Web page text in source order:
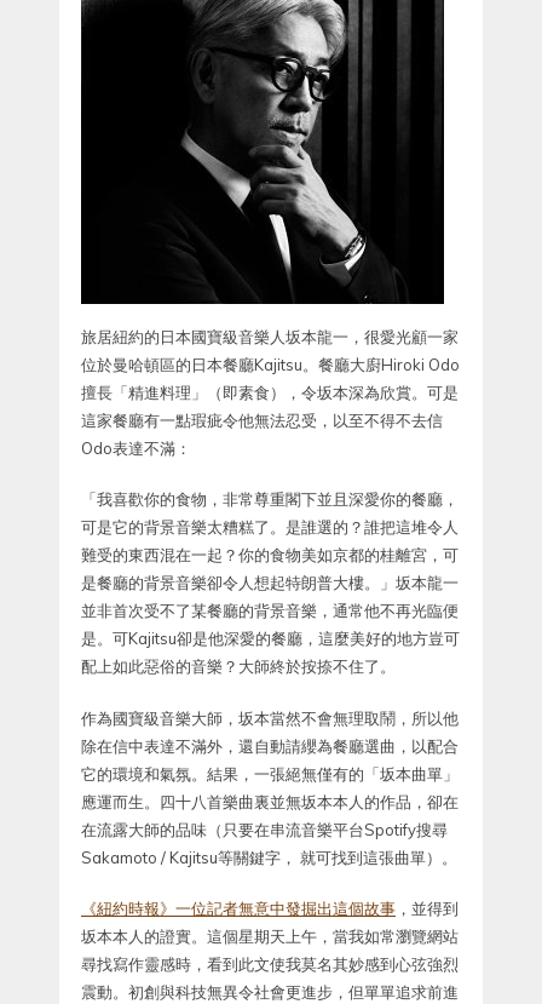
旅居紐約的日本國寶級音樂人坂本龍一，很愛光顧一家
位於曼哈頓區的日本餐廳Kajitsu。餐廳大廚Hiroki Odo
擅長「精進料理」（即素食），令坂本深為欣賞。可是
這家餐廳有一點瑕疵令他無法忍受，以至不得不去信
Odo表達不滿：
「我喜歡你的食物，非常尊重閣下並且深愛你的餐廳，
可是它的背景音樂太糟糕了。是誰選的？誰把這堆令人
難受的東西混在一起？你的食物美如京都的桂離宮，可
是餐廳的背景音樂卻令人想起特朗普大樓。」坂本龍一
並非首次受不了某餐廳的背景音樂，通常他不再光臨便
是。可Kajitsu卻是他深愛的餐廳，這麼美好的地方豈可
配上如此惡俗的音樂？大師終於按捺不住了。
作為國寶級音樂大師，坂本當然不會無理取鬧，所以他
除在信中表達不滿外，還自動請纓為餐廳選曲，以配合
它的環境和氣氛。結果，一張絕無僅有的「坂本曲單」
應運而生。四十八首樂曲裏並無坂本本人的作品，卻在
在流露大師的品味（只要在串流音樂平台Spotify搜尋
Sakamoto / Kajitsu等關鍵字， 就可找到這張曲單）。
《紐約時報》一位記者無意中發掘出這個故事 ，並得到
坂本本人的證實。這個星期天上午，當我如常瀏覽網站
尋找寫作靈感時，看到此文使我莫名其妙感到心弦強烈
震動。初創與科技無異令社會更進步，但單單追求前進